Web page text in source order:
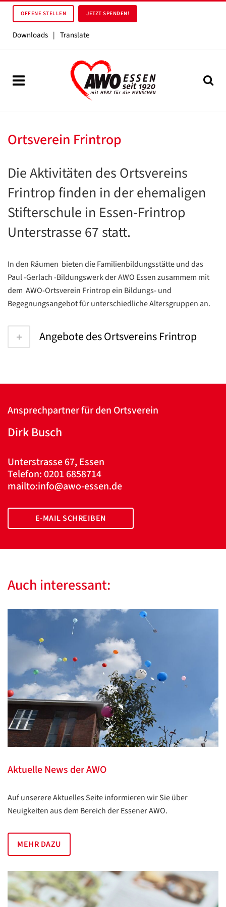
OFFENE STELLEN JETZT SPENDEN!
Downloads | Translate
Ortsverein Frintrop
Die Aktivitäten des Ortsvereins
Frintrop finden in der ehemaligen
Stifterschule in Essen-Frintrop
Unterstrasse 67 statt.
In den Räumen bieten die Familienbildungsstätte und das
Paul -Gerlach -Bildungswerk der AWO Essen zusammem mit
dem AWO-Ortsverein Frintrop ein Bildungs- und
Begegnungsangebot für unterschiedliche Altersgruppen an.
Angebote des Ortsvereins Frintrop
Ansprechpartner für den Ortsverein
Dirk Busch
Unterstrasse 67, Essen
Telefon: 0201 6858714
mailto:info@awo-essen.de
E-MAIL SCHREIBEN
Auch interessant:
Aktuelle News der AWO
Auf unserere Aktuelles Seite informieren wir Sie über
Neuigkeiten aus dem Bereich der Essener AWO.
MEHR DAZU